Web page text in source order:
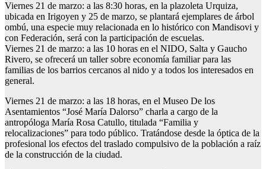
Viernes 21 de marzo: a las 8:30 horas, en la plazoleta Urquiza,
ubicada en Irigoyen y 25 de marzo, se plantará ejemplares de árbol
ombú, una especie muy relacionada en lo histórico con Mandisovi y
con Federación, será con la participación de escuelas.
Viernes 21 de marzo: a las 10 horas en el NIDO, Salta y Gaucho
Rivero, se ofrecerá un taller sobre economía familiar para las
familias de los barrios cercanos al nido y a todos los interesados en
general.
Viernes 21 de marzo: a las 18 horas, en el Museo De los
Asentamientos “José María Dalorso” charla a cargo de la
antropóloga María Rosa Catullo, titulada “Familia y
relocalizaciones” para todo público. Tratándose desde la óptica de la
profesional los efectos del traslado compulsivo de la población a raíz
de la construcción de la ciudad.